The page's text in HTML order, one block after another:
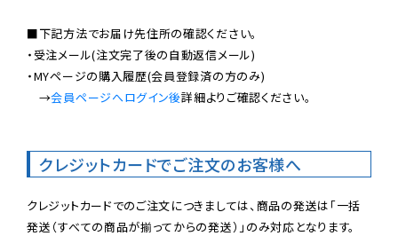
■下記方法でお届け先住所の確認ください。
・受注メール(注文完了後の自動返信メール)
・MYページの購入履歴(会員登録済の方のみ)
→会員ページへログイン後詳細よりご確認ください。
クレジットカードでご注文のお客様へ
クレジットカードでのご注文につきましては、商品の発送は「一括
発送（すべての商品が揃ってからの発送）」のみ対応となります。